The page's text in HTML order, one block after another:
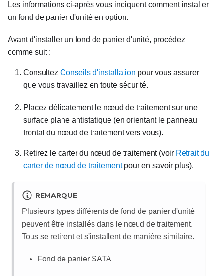
Les informations ci-après vous indiquent comment installer
un fond de panier d'unité en option.
Avant d'installer un fond de panier d'unité, procédez
comme suit :
Consultez Conseils d'installation pour vous assurer
que vous travaillez en toute sécurité.
Placez délicatement le nœud de traitement sur une
surface plane antistatique (en orientant le panneau
frontal du nœud de traitement vers vous).
Retirez le carter du nœud de traitement (voir Retrait du
carter de nœud de traitementpour en savoir plus).
REMARQUE
Plusieurs types différents de fond de panier d'unité
peuvent être installés dans le nœud de traitement.
Tous se retirent et s'installent de manière similaire.
Fond de panier SATA